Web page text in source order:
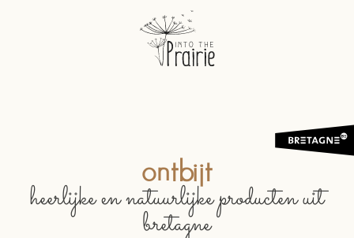
ontbijt
heerlijke en natuurlijke producten uit
bretagne